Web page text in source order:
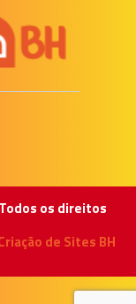
os direitos
de Sites BH